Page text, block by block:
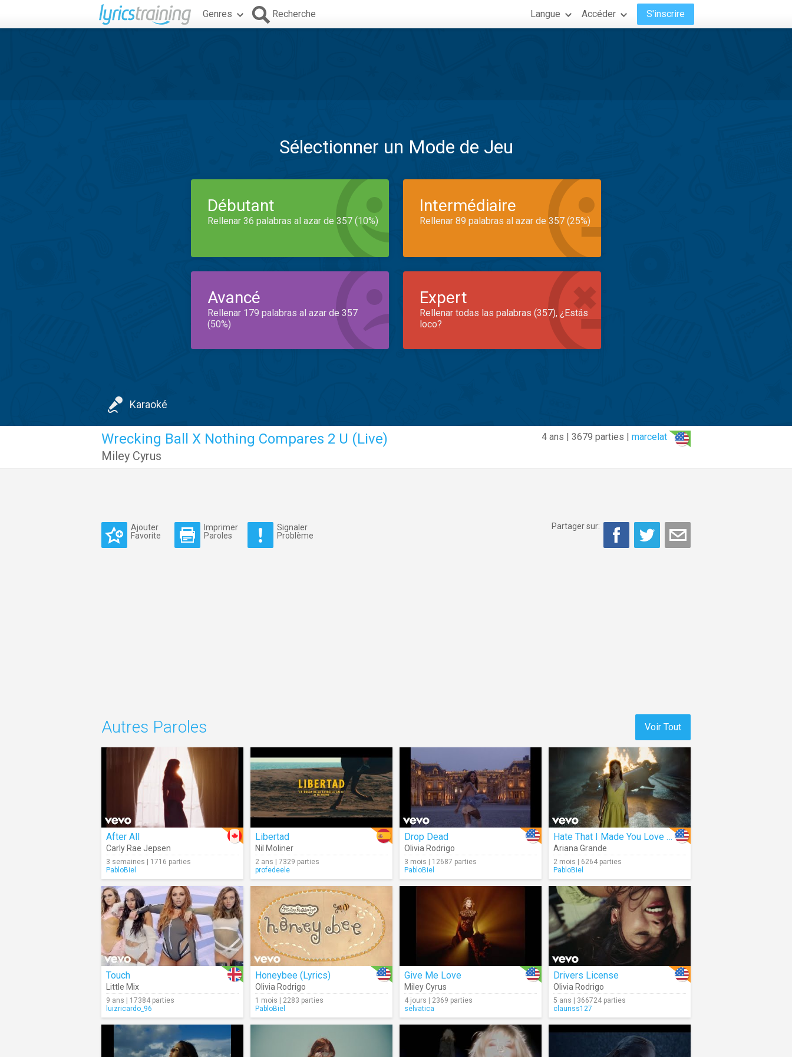
Genres Recherche Langue Accéder S'inscrire
Sélectionner un Mode de Jeu
Débutant
Rellenar 36 palabras al azar de 357 (10%)
Intermédiaire
Rellenar 89 palabras al azar de 357 (25%)
Avancé
Rellenar 179 palabras al azar de 357
(50%)
Expert
Rellenar todas las palabras (357), ¿Estás
loco?
Karaoké
4 ans | 3679 parties | marcelat
Wrecking Ball X Nothing Compares 2 U (Live)
Miley Cyrus
Ajouter
Favorite
Imprimer
Paroles
Signaler
Problème
Partager sur:
Voir Tout
Autres Paroles
After All
Carly Rae Jepsen
3 semaines | 1716 parties
PabloBiel
Libertad
Nil Moliner
2 ans | 7329 parties
profedeele
Drop Dead
Olivia Rodrigo
3 mois | 12687 parties
PabloBiel
Hate That I Made You Love Me
Ariana Grande
2 mois | 6264 parties
PabloBiel
Touch
Little Mix
9 ans | 17384 parties
luizricardo_96
Honeybee (Lyrics)
Olivia Rodrigo
1 mois | 2283 parties
PabloBiel
Give Me Love
Miley Cyrus
4 jours | 2369 parties
selvatica
Drivers License
Olivia Rodrigo
5 ans | 366724 parties
claunss127